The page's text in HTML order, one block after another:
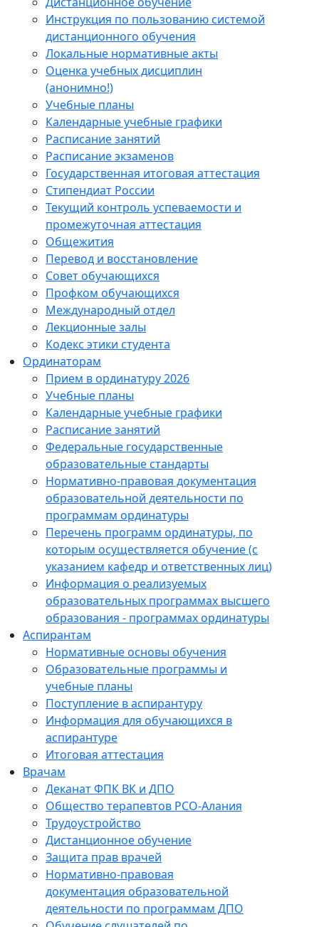
Инструкция по пользованию системой
дистанционного обучения
Локальные нормативные акты
Оценка учебных дисциплин
(анонимно!)
Учебные планы
Календарные учебные графики
Расписание занятий
Расписание экзаменов
Государственная итоговая аттестация
Стипендиат России
Текущий контроль успеваемости и
промежуточная аттестация
Общежития
Перевод и восстановление
Совет обучающихся
Профком обучающихся
Международный отдел
Лекционные залы
Кодекс этики студента
Ординаторам
Прием в ординатуру 2026
Учебные планы
Календарные учебные графики
Расписание занятий
Федеральные государственные
образовательные стандарты
Нормативно-правовая документация
образовательной деятельности по
программам ординатуры
Перечень программ ординатуры, по
которым осуществляется обучение (с
указанием кафедр и ответственных лиц)
Информация о реализуемых
образовательных программах высшего
образования - программах ординатуры
Аспирантам
Нормативные основы обучения
Образовательные программы и
учебные планы
Поступление в аспирантуру
Информация для обучающихся в
аспирантуре
Итоговая аттестация
Врачам
Деканат ФПК ВК и ДПО
Общество терапевтов РСО-Алания
Трудоустройство
Дистанционное обучение
Защита прав врачей
Нормативно-правовая
документация образовательной
деятельности по программам ДПО